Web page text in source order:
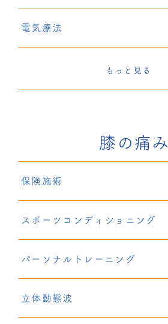
電気療法
もっと見る
膝の痛み
保険施術
スポーツコンディショニング
パーソナルトレーニング
立体動態波